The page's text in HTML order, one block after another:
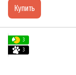
Купить
3
3